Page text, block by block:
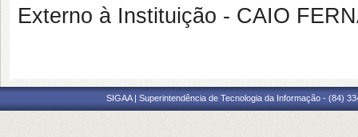
Externo à Instituição - CAIO
SIGAA | Superintendência de Tecnologia da Informação - (84)